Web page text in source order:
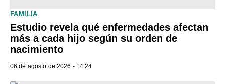
FAMILIA
Estudio revela qué enfermedades afectan
más a cada hijo según su orden de
nacimiento
06 de agosto de 2026 - 14:24